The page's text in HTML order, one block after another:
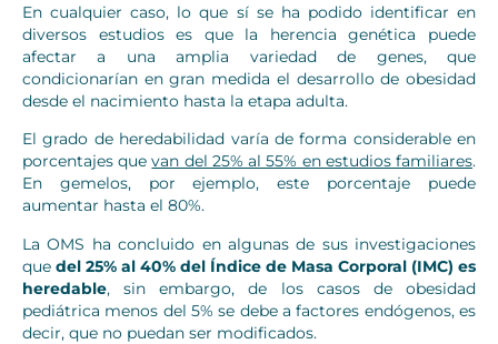
En cualquier caso, lo que sí se ha podido identificar en
diversos estudios es que la herencia genética puede
afectar a una amplia variedad de genes, que
condicionarían en gran medida el desarrollo de obesidad
desde el nacimiento hasta la etapa adulta.
El grado de heredabilidad varía de forma considerable en
porcentajes quevan del 25% al 55% en estudios familiares.
En gemelos, por ejemplo, este porcentaje puede
aumentar hasta el 80%.
La OMS ha concluido en algunas de sus investigaciones
que del 25% al 40% del Índice de Masa Corporal (IMC) es
heredable, sin embargo, de los casos de obesidad
pediátrica menos del 5% se debe a factores endógenos, es
decir, que no puedan ser modificados.